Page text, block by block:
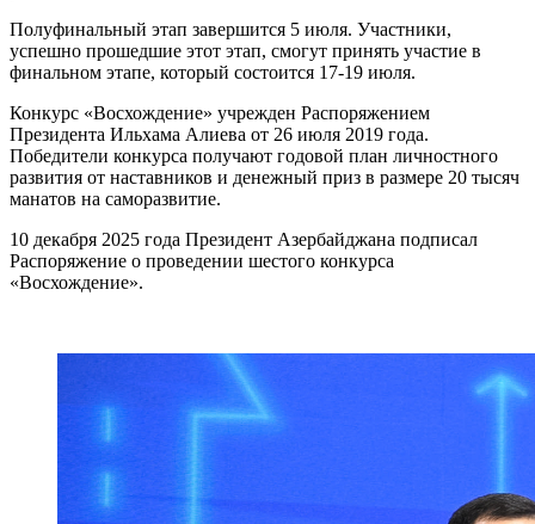
Полуфинальный этап завершится 5 июля. Участники,
успешно прошедшие этот этап, смогут принять участие в
финальном этапе, который состоится 17-19 июля.
Конкурс «Восхождение» учрежден Распоряжением
Президента Ильхама Алиева от 26 июля 2019 года.
Победители конкурса получают годовой план личностного
развития от наставников и денежный приз в размере 20 тысяч
манатов на саморазвитие.
10 декабря 2025 года Президент Азербайджана подписал
Распоряжение о проведении шестого конкурса
«Восхождение».